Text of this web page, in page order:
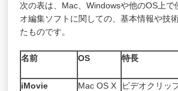
次の表は、Mac、Windowsや他のOS上で
オ編集ソフトに関しての、基本情報や技
たものです。
名前 OS 特長
iMovie Mac OS X
ビデオクリッ